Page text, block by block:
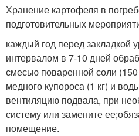
Хранение картофеля в
подготовительных
каждый год перед закладкой
интервалом в 7-10 дней
смесью поваренной соли (150
медного купороса (1 кг) и
вентиляцию подвала, при
систему или замените
помещение.